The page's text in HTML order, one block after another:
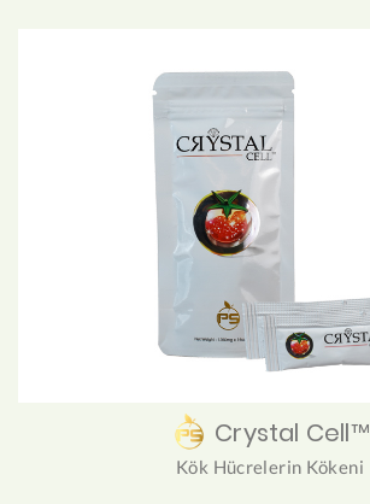
Crystal Cell™
Kök Hücrelerin Kökeni